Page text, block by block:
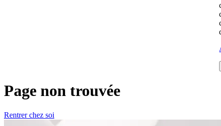
Page non trouvée
Rentrer chez soi